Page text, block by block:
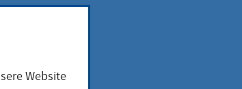
Website